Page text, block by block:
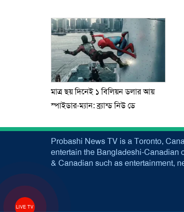
মাত্র ছয় দিনেই ১ বিলিয়ন ডলার আয়
স্পাইডার-ম্যান: ব্র্যান্ড নিউ ডে
LIVE TV
Probashi News TV is a Toronto,
entertain the Bangladeshi-Canadian
& Canadian such as entertainment,